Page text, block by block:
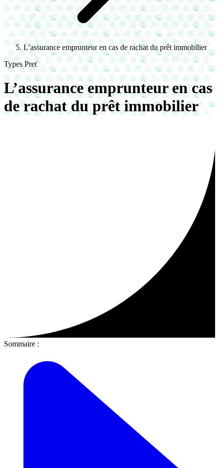
L’assurance emprunteur en cas de rachat du prêt immobilier
Types Pret
L’assurance emprunteur en cas
de rachat du prêt immobilier
Sommaire :